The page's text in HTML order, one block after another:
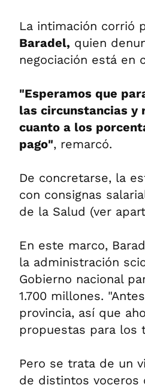
La intimación corrió
Baradel, quien
negociación está en
"Esperamos que
las circunstancias y
cuanto a los
pago", remarcó.
De concretarse, la
con consignas
de la Salud (ver
En este marco,
la administración
Gobierno nacional
1.700 millones.
provincia, así que
propuestas para los
Pero se trata de un
de distintos voceros